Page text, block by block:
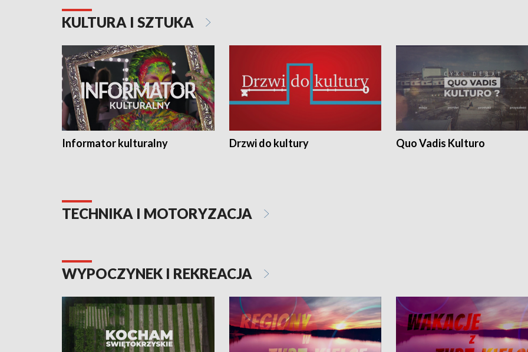
KULTURA I SZTUKA
Informator kulturalny Drzwi do kultury Quo Vadis Kulturo
TECHNIKA I MOTORYZACJA
WYPOCZYNEK I REKREACJA